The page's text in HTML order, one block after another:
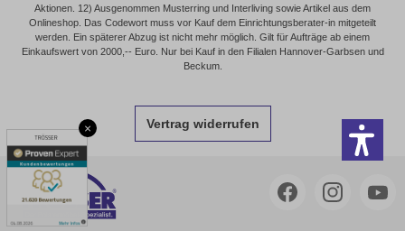
×
Aktionen. 12) Ausgenommen Musterring und Interliving sowie Artikel aus dem
Onlineshop. Das Codewort muss vor Kauf dem Einrichtungsberater-in mitgeteilt
werden. Ein späterer Abzug ist nicht mehr möglich. Gilt für Aufträge ab einem
Einkaufswert von 2000,-- Euro. Nur bei Kauf in den Filialen Hannover-Garbsen und
Beckum.
Vertrag widerrufen